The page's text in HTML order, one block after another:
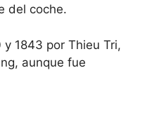
del coche.
1843 por Thieu Tri,
aunque fue